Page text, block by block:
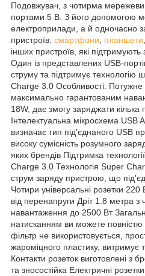
Подовжувач, з чотирма
портами 5 В. З його допомогою
електроприлади, а й одночасно
пристроїв: смартфони, планшети
інших пристроїв, які
Один із представлених USB-
струму та підтримує технологію
Charge 3.0 Особливості:
максимально гарантованим
18W, дає змогу заряджати кілька
Інтелектуальна мікросхема
визначає тип під'єднаного USB
високу сумісність розумного
яких брендів Підтримка
Charge 3.0 Технологія Super
струм заряду пристрою, що
Чотири універсальні розетки
від перенапруги Дріт 1.8 метра з
навантаження до 2500 Вт
натисканням ви можете
фільтр не використовується,
жароміцного пластику, витримує
Контакти розеток виготовлені з
та зносостійка Електричні